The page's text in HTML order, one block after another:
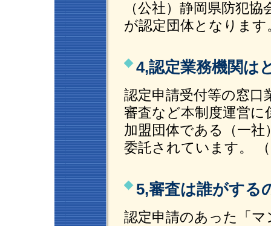
（公社）静岡県防犯
が認定団体となります
4,認定業務機関は
認定申請受付等の窓口
審査など本制度運営
加盟団体である（一社
委託されています。
5,審査は誰がする
認定申請のあった「